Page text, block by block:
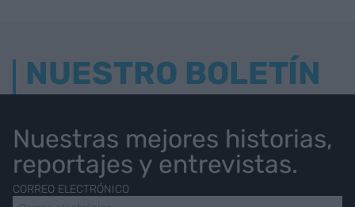
NUESTRO BOLETÍN
Nuestras mejores historias,
reportajes y entrevistas.
CORREO ELECTRÓNICO